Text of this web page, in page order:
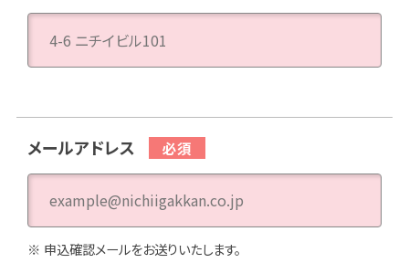
メールアドレス
申込確認メールをお送りいたします。